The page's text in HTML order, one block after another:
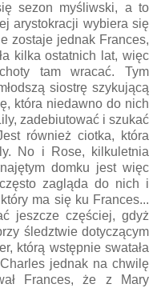
sezon myśliwski, a to
arystokracji wybiera się
zostaje jednak Frances,
kilka ostatnich lat, więc
tam wracać. Tym
siostrę szykującą
która niedawno do nich
zadebiutować i szukać
również ciotka, która
No i Rose, kilkuletnia
domku jest więc
zagląda do nich i
ma się ku Frances...
jeszcze częściej, gdyż
śledztwie dotyczącym
którą wstępnie swatała
jednak na chwilę
Frances, że z Mary